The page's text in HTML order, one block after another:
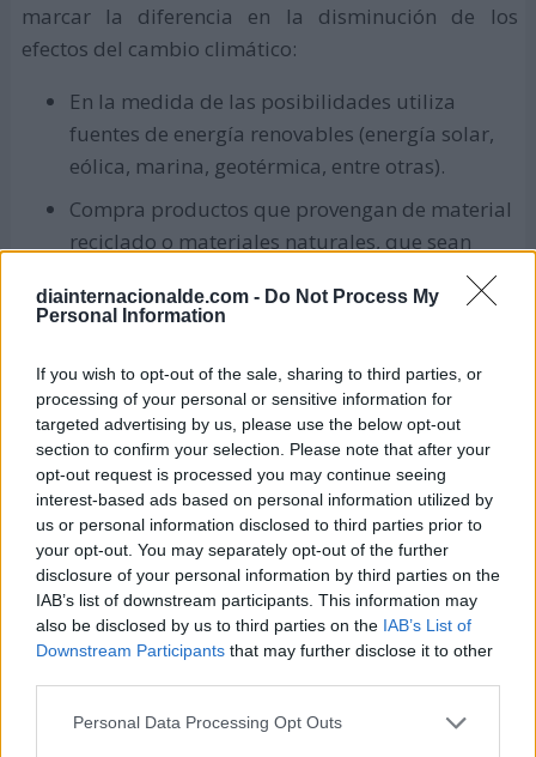
diainternacionalde.com - Do Not Process My
Personal Information
If you wish to opt-out of the sale, sharing to third parties, or
processing of your personal or sensitive information for
targeted advertising by us, please use the below opt-out
section to confirm your selection. Please note that after your
opt-out request is processed you may continue seeing
interest-based ads based on personal information utilized by
us or personal information disclosed to third parties prior to
your opt-out. You may separately opt-out of the further
disclosure of your personal information by third parties on the
IAB’s list of downstream participants. This information may
also be disclosed by us to third parties on the IAB’s List of
Downstream Participants that may further disclose it to other
Personal Data Processing Opt Outs
marcar la diferencia en la disminución de los
efectos del cambio climático:
En la medida de las posibilidades utiliza
fuentes de energía renovables (energía solar,
eólica, marina, geotérmica, entre otras).
Compra productos que provengan de material
reciclado o materiales naturales, que sean
Haz el mantenimiento preventivo y continuo a
siendo preferible repararlos que sustituirlos
por completo.
Apoya el comercio local de productos
naturales u orgánicos.
Compra equipos electrodomésticos de bajo
consumo.
Cumbres climáticas de los últimos
Las cumbres sobre el clima en los últimos cinco